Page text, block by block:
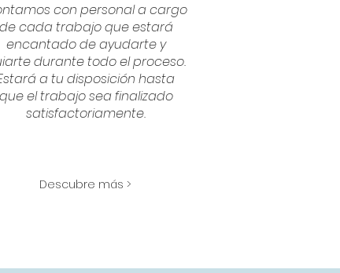
con personal a cargo
de cada trabajo que estará
encantado de ayudarte y
durante todo el proceso.
a tu disposición hasta
que el trabajo sea finalizado
satisfactoriamente.
Descubre más >